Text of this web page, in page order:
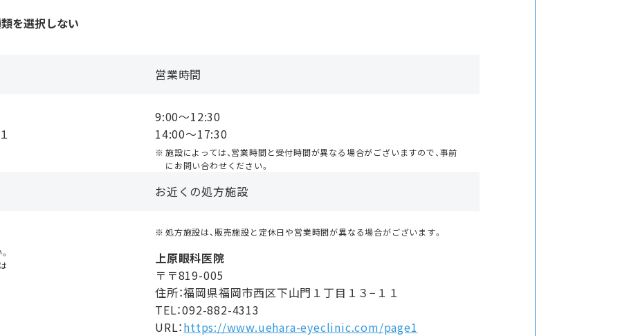
を選択しない
営業時間
9:00〜12:30
14:00〜17:30
施設によっては、営業時間と受付時間が異なる場合がございますので、事前
にお問い合わせください。
お近くの処方施設
処方施設は、販売施設と定休日や営業時間が異なる場合がございます。
上原眼科医院
〒〒819-005
住所：福岡県福岡市西区下山門１丁目１３−１１
TEL：092-882-4313
URL：https://www.uehara-eyeclinic.com/page1